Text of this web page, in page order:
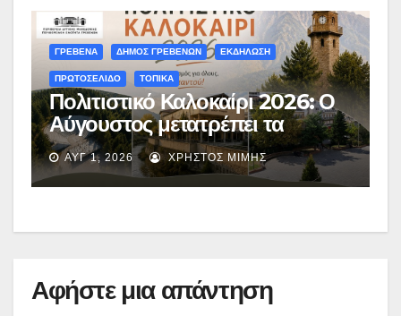
ΓΡΕΒΕΝΑ ΔΗΜΟΣ ΓΡΕΒΕΝΩΝ ΕΚΔΗΛΩΣΗ
ΠΡΩΤΟΣΕΛΙΔΟ ΤΟΠΙΚΑ
Πολιτιστικό Καλοκαίρι 2026: Ο
Αύγουστος μετατρέπει τα
Γρεβενά σε μια απέραντη σκηνή
πολιτισμού – Το αναλυτικό
πρόγραμμα
ΑΥΓ 1, 2026 ΧΡΉΣΤΟΣ ΜΊΜΗΣ
Αφήστε μια απάντηση